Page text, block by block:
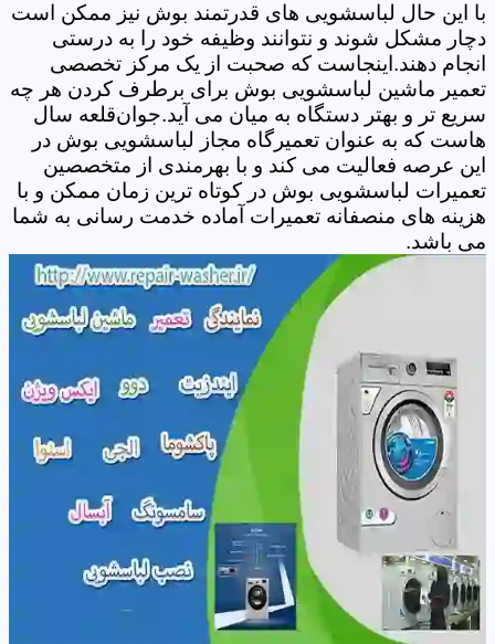
با این حال لباسشویی های قدرتمند بوش نیز ممکن است
دچار مشکل شوند و نتوانند وظیفه خود را به درستی
انجام دهند.اینجاست که صحبت از یک مرکز تخصصی
تعمیر ماشین لباسشویی بوش برای برطرف کردن هر چه
سریع تر و بهتر دستگاه به میان می آید.جوان‌قلعه سال
هاست که به عنوان تعمیرگاه مجاز لباسشویی بوش در
این عرصه فعالیت می کند و با بهرمندی از متخصصین
تعمیرات لباسشویی بوش در کوتاه ترین زمان ممکن و با
هزینه های منصفانه تعمیرات آماده خدمت رسانی به شما
می باشد.